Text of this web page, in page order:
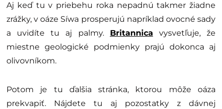
Aj keď tu v priebehu roka nepadnú takmer žiadne
zrážky, v oáze Síwa prosperujú napríklad ovocné sady
a uvidíte tu aj palmy. Britannica vysvetľuje, že
miestne geologické podmienky prajú dokonca aj
olivovníkom.
Potom je tu ďalšia stránka, ktorou môže oáza
prekvapiť. Nájdete tu aj pozostatky z dávnej